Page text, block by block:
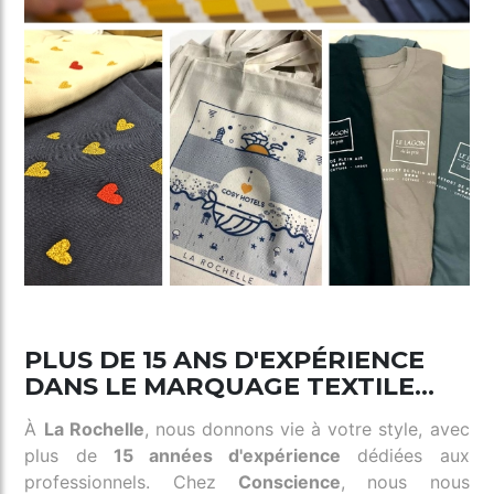
PLUS DE 15 ANS D'EXPÉRIENCE
DANS LE MARQUAGE TEXTILE...
À La Rochelle, nous donnons vie à votre style, avec
plus de 15 années d'expérience dédiées aux
professionnels. Chez Conscience, nous nous